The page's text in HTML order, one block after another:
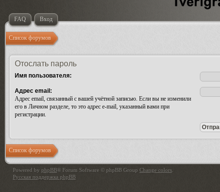
FAQ Вход
Список форумов
Отослать пароль
Имя пользователя:
Адрес email:
Адрес email, связанный с вашей учётной записью. Если вы не изменили
его в Личном разделе, то это адрес e-mail, указанный вами при
регистрации.
Список форумов
Powered by phpBB® Forum Software © phpBB Group Change colors
Русская поддержка phpBB